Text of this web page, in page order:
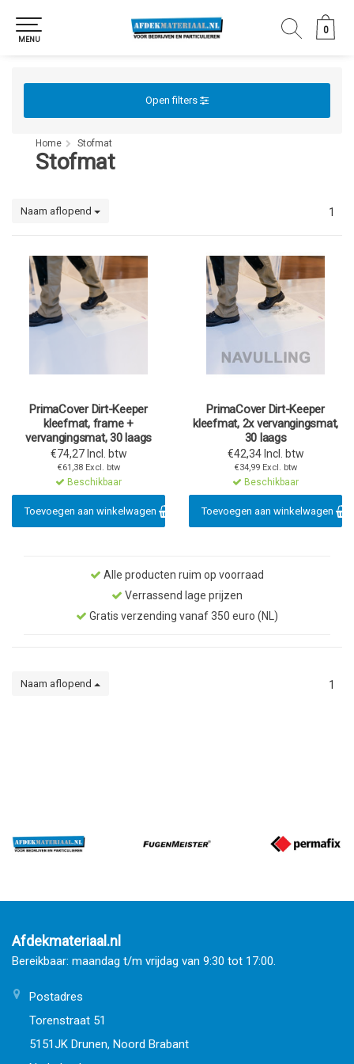
0
0
MENU
Open filters
Home Stofmat
Stofmat
Naam aflopend 1
PrimaCover Dirt-Keeper
kleefmat, frame +
vervangingsmat, 30 laags
€74,27 Incl. btw
€61,38 Excl. btw
Beschikbaar
Toevoegen aan winkelwagen
PrimaCover Dirt-Keeper
kleefmat, 2x vervangingsmat,
30 laags
€42,34 Incl. btw
€34,99 Excl. btw
Beschikbaar
Toevoegen aan winkelwagen
Alle producten ruim op voorraad
Verrassend lage prijzen
Gratis verzending vanaf 350 euro (NL)
Naam aflopend 1
Afdekmateriaal.nl
Bereikbaar: maandag t/m vrijdag van 9:30 tot 17:00.
Postadres
Torenstraat 51
5151JK Drunen, Noord Brabant